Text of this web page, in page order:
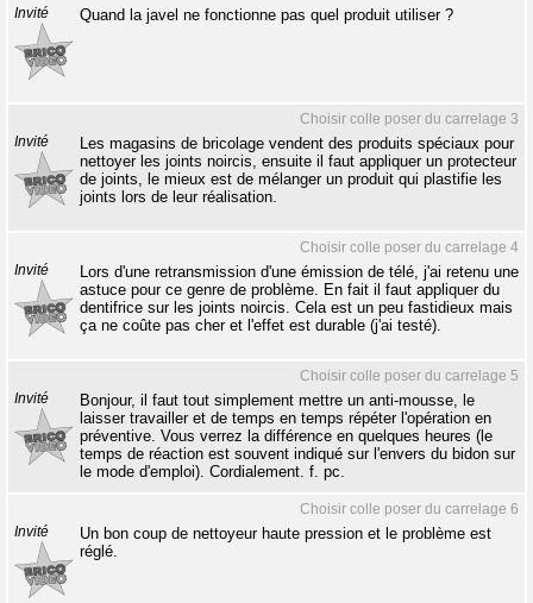
Invité Quand la javel ne fonctionne pas quel produit utiliser ?
Choisir colle poser du carrelage 3
Invité
Les magasins de bricolage vendent des produits spéciaux pour
nettoyer les joints noircis, ensuite il faut appliquer un protecteur
de joints, le mieux est de mélanger un produit qui plastifie les
joints lors de leur réalisation.
Choisir colle poser du carrelage 4
Invité
Lors d'une retransmission d'une émission de télé, j'ai retenu une
astuce pour ce genre de problème. En fait il faut appliquer du
dentifrice sur les joints noircis. Cela est un peu fastidieux mais
ça ne coûte pas cher et l'effet est durable (j'ai testé).
Choisir colle poser du carrelage 5
Invité
Bonjour, il faut tout simplement mettre un anti-mousse, le
laisser travailler et de temps en temps répéter l'opération en
préventive. Vous verrez la différence en quelques heures (le
temps de réaction est souvent indiqué sur l'envers du bidon sur
le mode d'emploi). Cordialement. f. pc.
Choisir colle poser du carrelage 6
Invité
Un bon coup de nettoyeur haute pression et le problème est
réglé.